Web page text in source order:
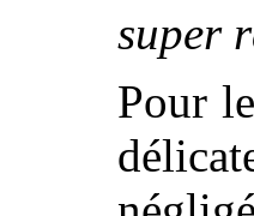
super
Pour